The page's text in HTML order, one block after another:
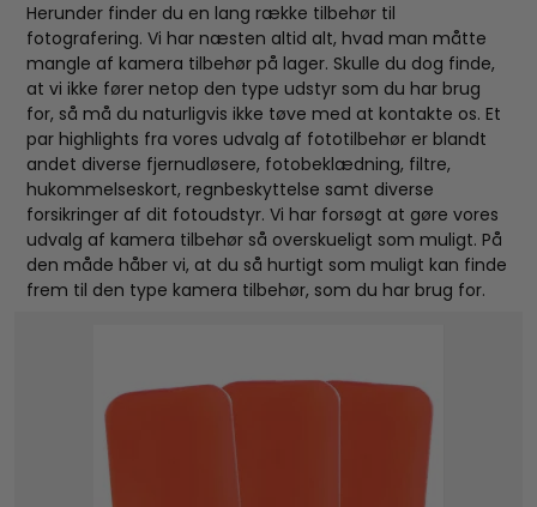
Herunder finder du en lang række tilbehør til
fotografering. Vi har næsten altid alt, hvad man måtte
mangle af kamera tilbehør på lager. Skulle du dog finde,
at vi ikke fører netop den type udstyr som du har brug
for, så må du naturligvis ikke tøve med at kontakte os. Et
par highlights fra vores udvalg af fototilbehør er blandt
andet diverse fjernudløsere, fotobeklædning, filtre,
hukommelseskort, regnbeskyttelse samt diverse
forsikringer af dit fotoudstyr. Vi har forsøgt at gøre vores
udvalg af kamera tilbehør så overskueligt som muligt. På
den måde håber vi, at du så hurtigt som muligt kan finde
frem til den type kamera tilbehør, som du har brug for.